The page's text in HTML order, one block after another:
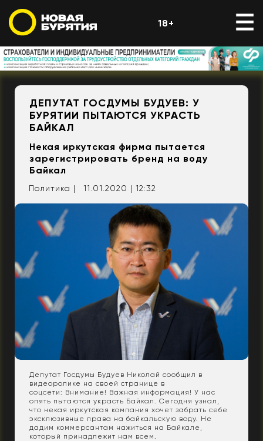
18+
ДЕПУТАТ ГОСДУМЫ БУДУЕВ: У
БУРЯТИИ ПЫТАЮТСЯ УКРАСТЬ
БАЙКАЛ
Некая иркутская фирма пытается
зарегистрировать бренд на воду
Байкал
Политика | 11.01.2020 | 12:32
Депутат Госдумы Будуев Николай сообщил в
видеоролике на своей странице в
соцсети: Внимание! Важная информация! У нас
опять пытаются украсть Байкал. Сегодня узнал,
что некая иркутская компания хочет забрать себе
эксклюзивные права на байкальскую воду. Не
дадим коммерсантам нажиться на Байкале,
который принадлежит нам всем.